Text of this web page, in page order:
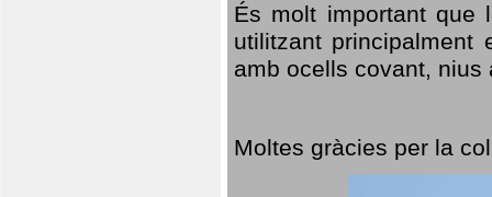
És molt important que
utilitzant
amb ocells covant,
Moltes gràcies per la